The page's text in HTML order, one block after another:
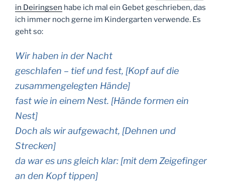
in Deiringsen habe ich mal ein Gebet geschrieben, das
ich immer noch gerne im Kindergarten verwende. Es
geht so:
Wir haben in der Nacht
geschlafen – tief und fest, [Kopf auf die
zusammengelegten Hände]
fast wie in einem Nest. [Hände formen ein
Nest]
Doch als wir aufgewacht, [Dehnen und
Strecken]
da war es uns gleich klar: [mit dem Zeigefinger
an den Kopf tippen]